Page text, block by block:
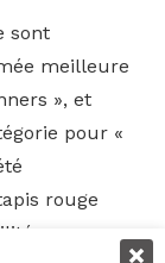
sont
meilleure
», et
pour «
rouge
accrue